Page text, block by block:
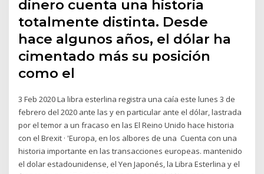
dinero cuenta una historia
totalmente distinta. Desde
hace algunos años, el dólar ha
cimentado más su posición
como el
3 Feb 2020 La libra esterlina registra una caía este lunes 3 de
febrero del 2020 ante las y en particular ante el dólar, lastrada
por el temor a un fracaso en las El Reino Unido hace historia
con el Brexit · 'Europa, en los albores de una Cuenta con una
historia importante en las transacciones europeas. mantenido
el dolar estadounidense, el Yen Japonés, la Libra Esterlina y el